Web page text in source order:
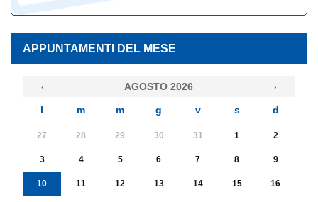
APPUNTAMENTI DEL MESE
‹ AGOSTO 2026 ›
l m m g v s d
27 28 29 30 31 1 2
3 4 5 6 7 8 9
10 11 12 13 14 15 16